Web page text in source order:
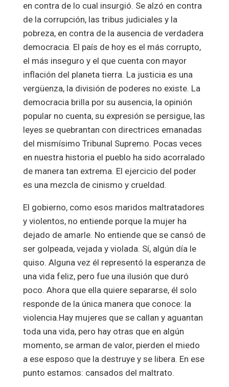
en contra de lo cual insurgió. Se alzó en contra
de la corrupción, las tribus judiciales y la
pobreza, en contra de la ausencia de verdadera
democracia. El país de hoy es el más corrupto,
el más inseguro y el que cuenta con mayor
inflación del planeta tierra. La justicia es una
vergüenza, la división de poderes no existe. La
democracia brilla por su ausencia, la opinión
popular no cuenta, su expresión se persigue, las
leyes se quebrantan con directrices emanadas
del mismísimo Tribunal Supremo. Pocas veces
en nuestra historia el pueblo ha sido acorralado
de manera tan extrema. El ejercicio del poder
es una mezcla de cinismo y crueldad.
El gobierno, como esos maridos maltratadores
y violentos, no entiende porque la mujer ha
dejado de amarle. No entiende que se cansó de
ser golpeada, vejada y violada. Sí, algún día le
quiso. Alguna vez él representó la esperanza de
una vida feliz, pero fue una ilusión que duró
poco. Ahora que ella quiere separarse, él solo
responde de la única manera que conoce: la
violencia.Hay mujeres que se callan y aguantan
toda una vida, pero hay otras que en algún
momento, se arman de valor, pierden el miedo
a ese esposo que la destruye y se libera. En ese
punto estamos: cansados del maltrato.